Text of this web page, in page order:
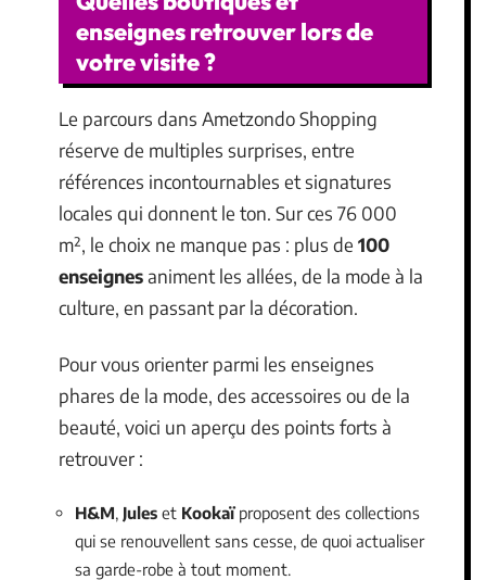
enseignes retrouver lors de
votre visite ?
Le parcours dans Ametzondo Shopping
réserve de multiples surprises, entre
références incontournables et signatures
locales qui donnent le ton. Sur ces 76 000
m², le choix ne manque pas : plus de 100
enseignesaniment les allées, de la mode à la
culture, en passant par la décoration.
Pour vous orienter parmi les enseignes
phares de la mode, des accessoires ou de la
beauté, voici un aperçu des points forts à
retrouver :
H&M, Jules et Kookaïproposent des collections
qui se renouvellent sans cesse, de quoi actualiser
sa garde-robe à tout moment.